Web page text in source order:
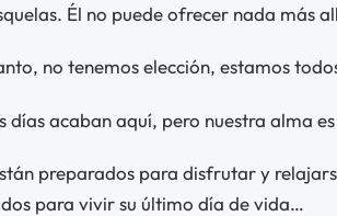
Él no puede ofrecer nada más
no tenemos elección, estamos
días acaban aquí, pero nuestra alma
preparados para disfrutar y
para vivir su último día de vida…